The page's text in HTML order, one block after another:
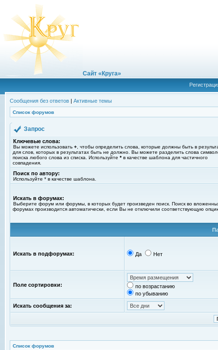
Сайт «Круга»
Сообщения без ответов | Активные темы
Список форумов
Запрос
Ключевые слова:
Вы можете использовать + , чтобы определить слова, которые должны быть в
для слов, которых в результатах быть не должно. Вы можете разделить слова
поиска любого слова из списка. Используйте * в качестве шаблона для частичного
совпадения.
Поиск по автору:
Используйте * в качестве шаблона.
Искать в форумах:
Выберите форум или форумы, в которых будет произведен поиск. Поиск во
форумах производится автоматически, если Вы не отключили соответствующую
Искать в подфорумах: Да Нет
Поле сортировки:
по возрастанию
по убыванию
Искать сообщения за:
Список форумов